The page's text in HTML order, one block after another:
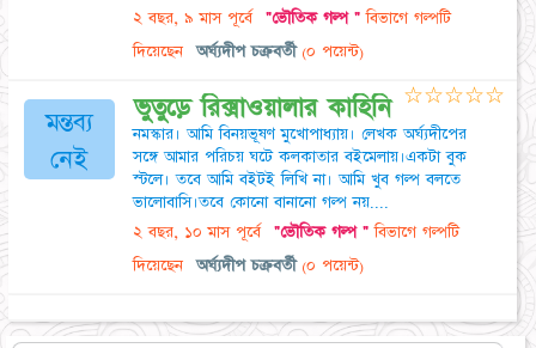
২ বছর, ৯ মাস পূর্বে "ভৌতিক গল্প "বিভাগে গল্পটি
দিয়েছেন
অর্ঘ্যদীপ চক্রবর্তী (০ পয়েন্ট)
মন্তব্য
নেই
ভুতুড়ে রিক্সাওয়ালার কাহিনি
নমস্কার। আমি বিনয়ভূষণ মুখোপাধ্যায়। লেখক অর্ঘ্যদীপের
সঙ্গে আমার পরিচয় ঘটে কলকাতার বইমেলায়।একটা বুক
স্টলে। তবে আমি বইটই লিখি না। আমি খুব গল্প বলতে
ভালোবাসি।তবে কোনো বানানো গল্প নয়....
২ বছর, ১০ মাস পূর্বে "ভৌতিক গল্প "বিভাগে গল্পটি
দিয়েছেন
অর্ঘ্যদীপ চক্রবর্তী (০ পয়েন্ট)
☆☆☆☆☆